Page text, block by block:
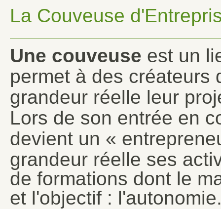
La Couveuse
Une couveuse est un
permet à des créateurs
grandeur réelle leur
Lors de son entrée en
devient un «
grandeur réelle ses
de formations dont le
et l'objectif :